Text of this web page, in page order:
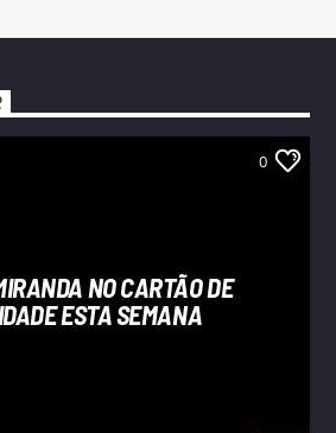
0
NO CARTÃO DE
ESTA SEMANA